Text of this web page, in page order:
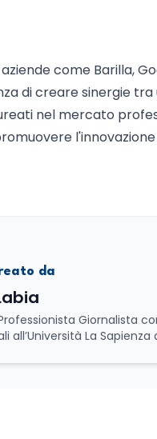
come Barilla,
di creare sinergie
nel mercato
da
Giornalista
all’Università La
In particolare,
srl con cui curo uffici